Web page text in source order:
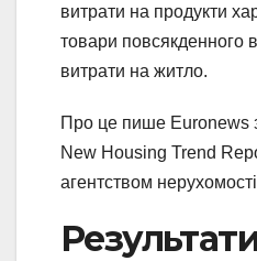
витрати на продукти
товари повсякденного
витрати на житло.
Про це пише Euronews
New Housing Trend
агентством